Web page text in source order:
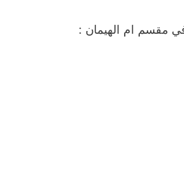
في مقسم ام الهيمان :